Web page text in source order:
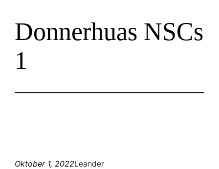
Zum
Inhalt
springen
Donnerhuas NSCs
1
Oktober 1, 2022Leander